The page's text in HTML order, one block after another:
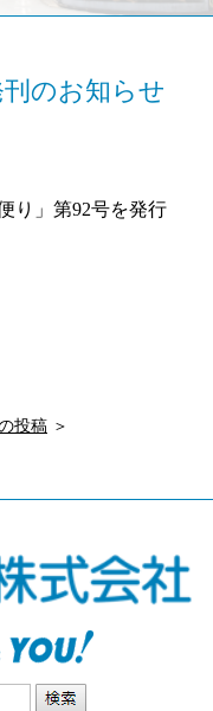
お問い合せ
のお知らせ
り」第92号を発行
投稿 ＞